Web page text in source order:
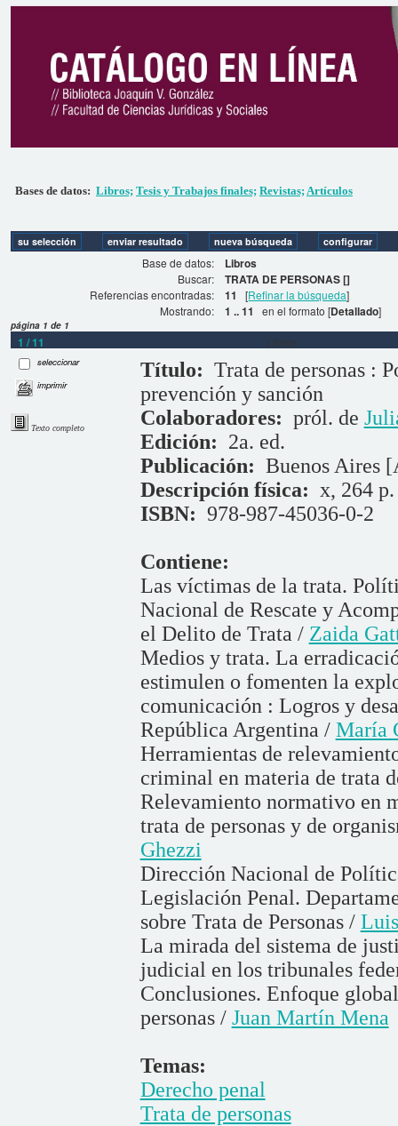
Bases de datos: Libros; Tesis y Trabajos finales; Revistas;Artículos
Base de datos: Libros
Buscar: TRATA DE PERSONAS []
Referencias encontradas: 11 [Refinar la búsqueda]
Mostrando:
1 .. 11 en el formato [Detallado]
página 1 de 1
1 / 11 Libros
seleccionar
imprimir
Texto completo
Título: Trata de personas :
prevención y sanción
Colaboradores: pról. de
Edición: 2a. ed.
Publicación: Buenos Aires
Descripción física: x, 264 p.
ISBN: 978-987-45036-0-2
Contiene:
Las víctimas de la trata.
Nacional de Rescate y
el Delito de Trata / Zaida
Medios y trata. La
estimulen o fomenten la
comunicación : Logros y
República Argentina / María
Herramientas de
criminal en materia de trata
Relevamiento normativo en
trata de personas y de
Ghezzi
Dirección Nacional de
Legislación Penal.
sobre Trata de Personas /
La mirada del sistema de
judicial en los tribunales
Conclusiones. Enfoque
personas / Juan Martín Mena
Temas:
Derecho penal
Trata de personas